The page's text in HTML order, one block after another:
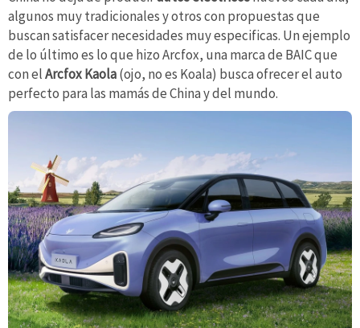
algunos muy tradicionales y otros con propuestas que
buscan satisfacer necesidades muy especificas. Un ejemplo
de lo último es lo que hizo Arcfox, una marca de BAIC que
con elArcfox Kaola(ojo, no es Koala) busca ofrecer el auto
perfecto para las mamás de China y del mundo.